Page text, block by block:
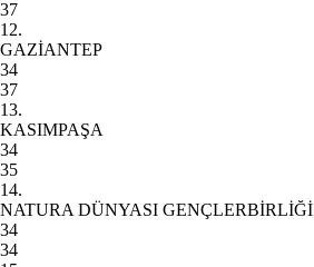
37
12.
GAZİANTEP
34
37
13.
KASIMPAŞA
34
35
14.
NATURA DÜNYASI GENÇLERBİRLİĞİ
34
34